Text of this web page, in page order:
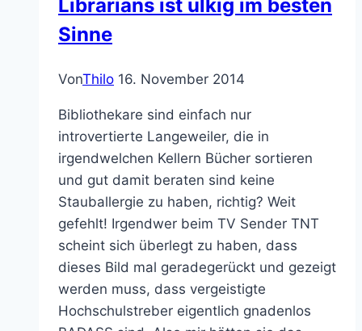
Librarians ist ulkig im besten
Sinne
VonThilo 16. November 2014
Bibliothekare sind einfach nur
introvertierte Langeweiler, die in
irgendwelchen Kellern Bücher sortieren
und gut damit beraten sind keine
Stauballergie zu haben, richtig? Weit
gefehlt! Irgendwer beim TV Sender TNT
scheint sich überlegt zu haben, dass
dieses Bild mal geradegerückt und gezeigt
werden muss, dass vergeistigte
Hochschulstreber eigentlich gnadenlos